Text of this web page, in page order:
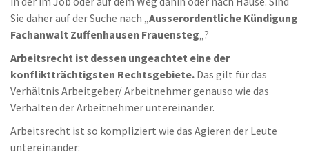
Sie daher auf der Suche nach „Ausserordentliche Kündigung
Fachanwalt Zuffenhausen Frauensteg„?
Arbeitsrecht ist dessen ungeachtet eine der
konfliktträchtigsten Rechtsgebiete. Das gilt für das
Verhältnis Arbeitgeber/ Arbeitnehmer genauso wie das
Verhalten der Arbeitnehmer untereinander.
Arbeitsrecht ist so kompliziert wie das Agieren der Leute
untereinander: